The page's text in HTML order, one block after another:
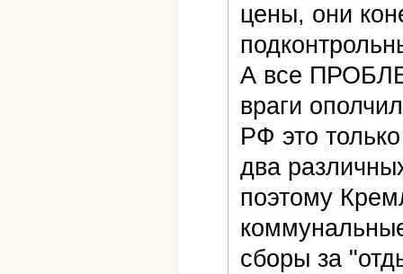
цены, они
А все
враги
РФ это
два
поэтому
сборы за